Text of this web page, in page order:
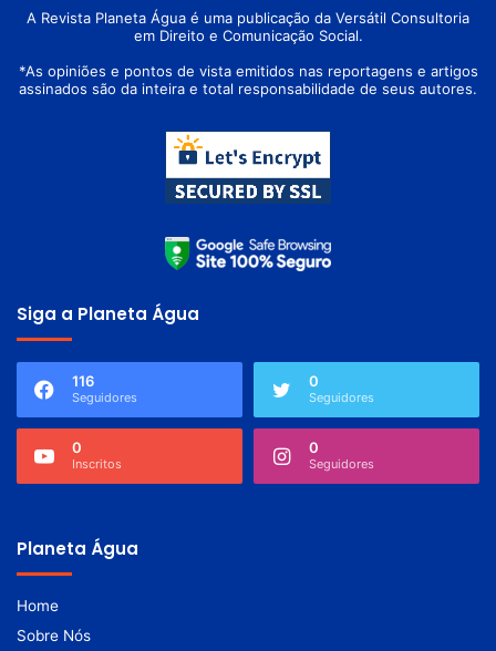
A Revista Planeta Água é uma publicação da Versátil Consultoria
em Direito e Comunicação Social.
*As opiniões e pontos de vista emitidos nas reportagens e artigos
assinados são da inteira e total responsabilidade de seus autores.
Siga a Planeta Água
116
Seguidores
0
Seguidores
0
Inscritos
0
Seguidores
Planeta Água
Home
Sobre Nós